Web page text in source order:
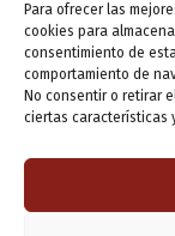
Para ofrecer las
cookies para
consentimiento de
comportamiento de
No consentir o retirar
ciertas características
‘Tiempo de
ensutinta 9
Siguen las